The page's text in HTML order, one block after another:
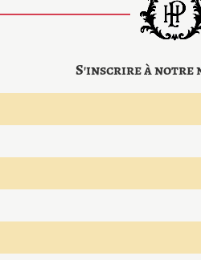
S'inscrire à notre